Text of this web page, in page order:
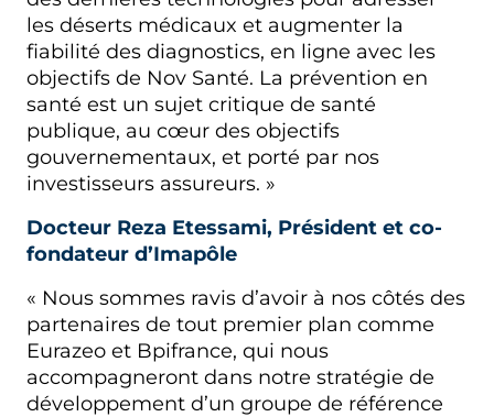
les déserts médicaux et augmenter la
fiabilité des diagnostics, en ligne avec les
objectifs de Nov Santé. La prévention en
santé est un sujet critique de santé
publique, au cœur des objectifs
gouvernementaux, et porté par nos
investisseurs assureurs. »
Docteur Reza Etessami, Président et co-
fondateur d’Imapôle
« Nous sommes ravis d’avoir à nos côtés des
partenaires de tout premier plan comme
Eurazeo et Bpifrance, qui nous
accompagneront dans notre stratégie de
développement d’un groupe de référence